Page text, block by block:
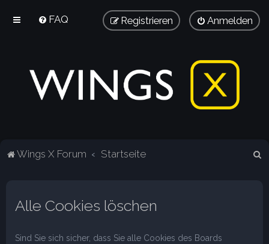
FAQ Anmelden
Registrieren
Wings X Forum Startseite
Alle Cookies löschen
Sind Sie sich sicher, dass Sie alle Cookies des Boards